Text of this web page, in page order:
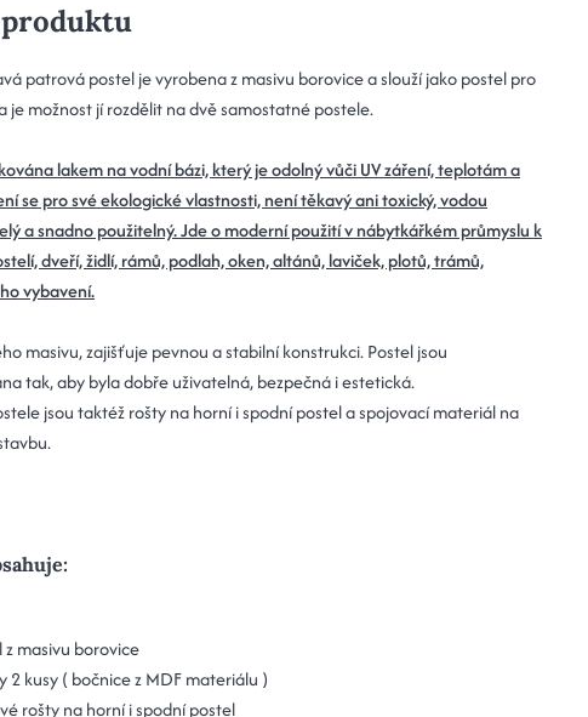
patrová postel je vyrobena z masivu borovice a slouží jako postel pro
je možnost jí rozdělit na dvě samostatné postele.
lakem na vodní bázi, který je odolný vůči UV záření, teplotám a
se pro své ekologické vlastnosti, není těkavý ani toxický, vodou
a snadno použitelný. Jde o moderní použití v nábytkářkém průmyslu k
dveří, židlí, rámů, podlah, oken, altánů, laviček, plotů, trámů,
vybavení.
masivu, zajišťuje pevnou a stabilní konstrukci. Postel jsou
tak, aby byla dobře uživatelná, bezpečná i estetická.
jsou taktéž rošty na horní i spodní postel a spojovací materiál na
z masivu borovice
2 kusy ( bočnice z MDF materiálu )
rošty na horní i spodní postel